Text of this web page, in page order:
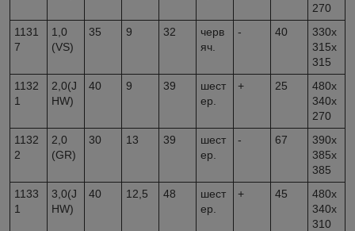
270
1131
7
1,0
(VS)
35 9 32
черв
яч.
- 40
330х
315х
315
1132
1
2,0(J
HW)
40 9 39
шест
ер.
+ 25
480х
340х
270
1132
2
2,0
(GR)
30 13 39
шест
ер.
- 67
390х
385х
385
1133
1
3,0(J
HW)
40 12,5 48
шест
ер.
+ 45
480х
340х
310